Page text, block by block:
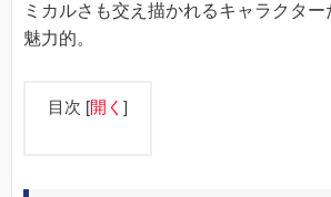
ミカルさも交え描かれるキャラクタ
魅力的。
目次 [開く ]